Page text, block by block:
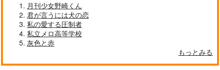
月刊少女野崎くん
君が言うには犬の恋
私の愛する圧制者
私立メロ高等学校
灰色と赤
もっとみる